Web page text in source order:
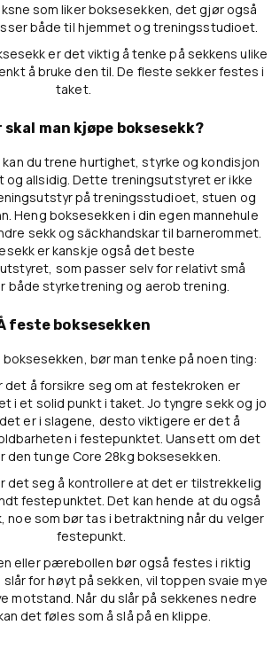
som liker boksesekken, det gjør også
både til hjemmet og treningsstudioet.
er det viktig å tenke på sekkens ulike
å bruke den til. De fleste sekker festes i
taket.
man kjøpe boksesekk?
du trene hurtighet, styrke og kondisjon
allsidig. Dette treningsutstyret er ikke
på treningsstudioet, stuen og
Heng boksesekken i din egen mannehule
sekk og säckhandskar til barnerommet.
er kanskje også det beste
som passer selv for relativt små
både styrketrening og aerob trening.
feste boksesekken
bør man tenke på noen ting:
det å forsikre seg om at festekroken er
i et solid punkt i taket. Jo tyngre sekk og jo
er i slagene, desto viktigere er det å
i festepunktet. Uansett om det
den tunge Core 28kg boksesekken.
det seg å kontrollere at det er tilstrekkelig
festepunktet. Det kan hende at du også
noe som bør tas i betraktning når du velger
festepunkt.
eller pærebollen bør også festes i riktig
slår for høyt på sekken, vil toppen svaie mye
motstand. Når du slår på sekkenes nedre
det føles som å slå på en klippe.